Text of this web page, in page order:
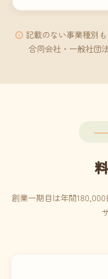
記載のない事業種別
合同会社・一般社団
創業一期目は年間